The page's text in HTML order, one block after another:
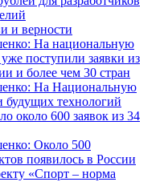
и верности
На национальную
поступили заявки из
и более чем 30 стран
На Национальную
будущих технологий
около 600 заявок из 34
Около 500
появилось в России
«Спорт – норма